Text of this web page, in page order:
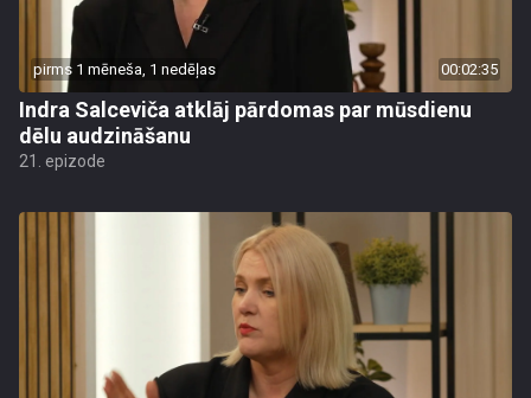
pirms 1 mēneša, 1 nedēļas 00:02:35
Indra Salceviča atklāj pārdomas par mūsdienu
dēlu audzināšanu
21. epizode